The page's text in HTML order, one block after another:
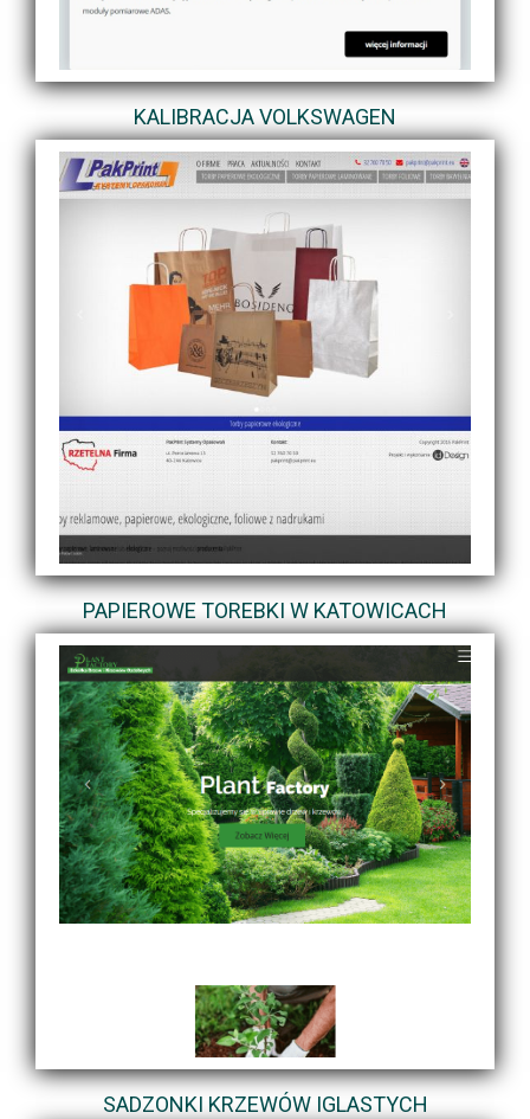
KALIBRACJA VOLKSWAGEN
PAPIEROWE TOREBKI W KATOWICACH
SADZONKI KRZEWÓW IGLASTYCH